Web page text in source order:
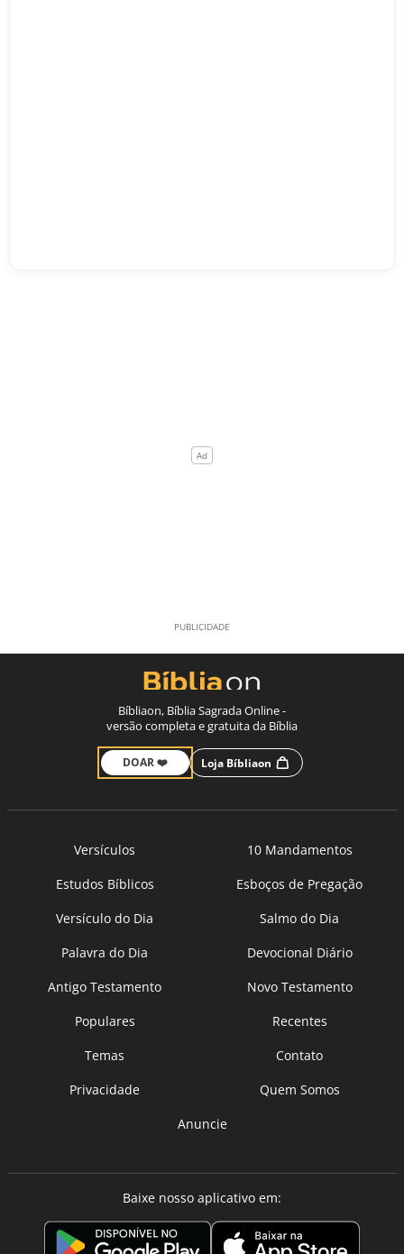
Bíbliaon, Bíblia Sagrada Online -
versão completa e gratuita da Bíblia
DOAR ❤️ Loja Bíbliaon
Versículos
10 Mandamentos
Estudos Bíblicos
Esboços de Pregação
Versículo do Dia
Salmo do Dia
Palavra do Dia
Devocional Diário
Antigo Testamento
Novo Testamento
Populares
Recentes
Temas
Contato
Privacidade
Quem Somos
Anuncie
Baixe nosso aplicativo em: